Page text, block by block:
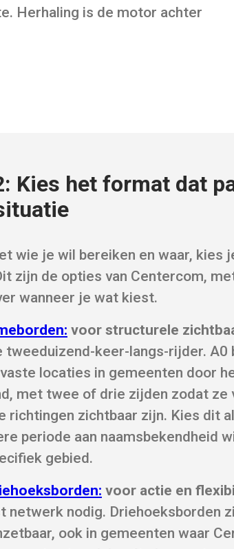
Herhaling is de motor achter
Kies het format dat
wie je wil bereiken en waar, kies
zijn de opties van Centercom,
wanneer je wat kiest.
voor structurele
tweeduizend-keer-langs-rijder. A0
locaties in gemeenten door
met twee of drie zijden zodat ze
richtingen zichtbaar zijn. Kies dit
periode aan naamsbekendheid
gebied.
voor actie en
netwerk nodig. Driehoeksborden
ook in gemeenten waar